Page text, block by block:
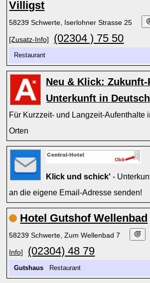
Villigst
58239 Schwerte, Iserlohner Strasse 25
[Zusatz-Info] (02304 ) 75 50
Restaurant
Neu & Klick: Zukunft-
Unterkunft in
Für Kurzzeit- und Langzeit-Aufenthalte
Orten
Klick und schick' -
an die eigene Email-Adresse senden!
Hotel Gutshof Wellenbad
58239 Schwerte, Zum Wellenbad 7
Info] (02304) 48 79
Gutshaus Restaurant